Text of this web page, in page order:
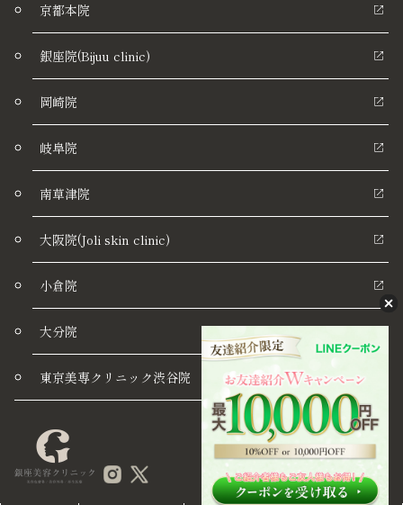
京都本院
銀座院(Bijuu clinic)
岡崎院
岐阜院
南草津院
大阪院(Joli skin clinic)
小倉院
大分院
東京美専クリニック渋谷院